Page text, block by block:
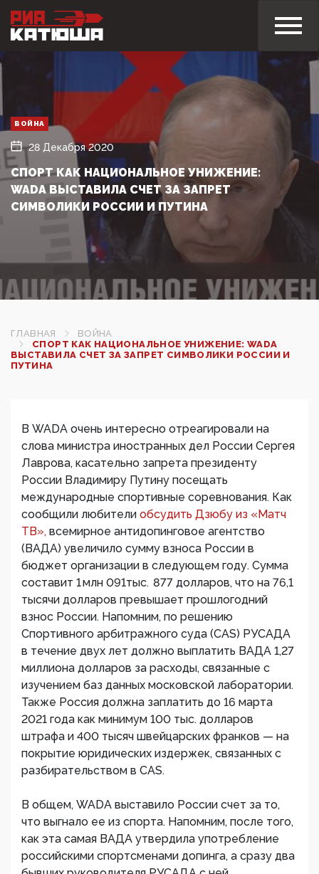
ВОЙНА
28 Декабря 2020
СПОРТ КАК НАЦИОНАЛЬНОЕ УНИЖЕНИЕ:
WADA ВЫСТАВИЛА СЧЕТ ЗА ЗАПРЕТ
СИМВОЛИКИ РОССИИ И ПУТИНА
ГЛАВНАЯ
ВОЙНА
СПОРТ КАК НАЦИОНАЛЬНОЕ УНИЖЕНИЕ: WADA
ВЫСТАВИЛА СЧЕТ ЗА ЗАПРЕТ СИМВОЛИКИ РОССИИ И
ПУТИНА
В WADA очень интересно отреагировали на
слова министра иностранных дел России Сергея
Лаврова, касательно запрета президенту
России Владимиру Путину посещать
международные спортивные соревнования. Как
сообщили любители обсудить Дзюбу из «Матч
ТВ», всемирное антидопинговое агентство
(ВАДА) увеличило сумму взноса России в
бюджет организации в следующем году. Сумма
составит 1 млн 091тыс. 877 долларов, что на 76,1
тысячи долларов превышает прошлогодний
взнос России. Напомним, по решению
Спортивного арбитражного суда (CAS) РУСАДА
в течение двух лет должно выплатить ВАДА 1,27
миллиона долларов за расходы, связанные с
изучением баз данных московской лаборатории.
Также Россия должна заплатить до 16 марта
2021 года как минимум 100 тыс. долларов
штрафа и 400 тысяч швейцарских франков — на
покрытие юридических издержек, связанных с
разбирательством в CAS.
В общем, WADA выставило России счет за то,
что выгнало ее из спорта. Напомним, после того,
как эта самая ВАДА утвердила употребление
российскими спортсменами допинга, а сразу два